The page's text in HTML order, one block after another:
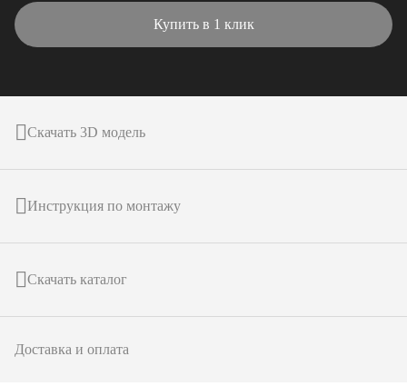
Купить в 1 клик
Скачать 3D модель
Инструкция по монтажу
Скачать каталог
Доставка и оплата